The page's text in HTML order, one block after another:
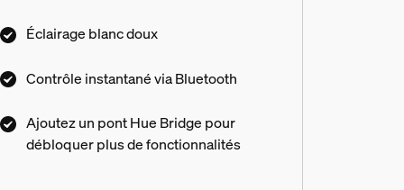
Éclairage blanc doux
Contrôle instantané via Bluetooth
Ajoutez un pont Hue Bridge pour
débloquer plus de fonctionnalités